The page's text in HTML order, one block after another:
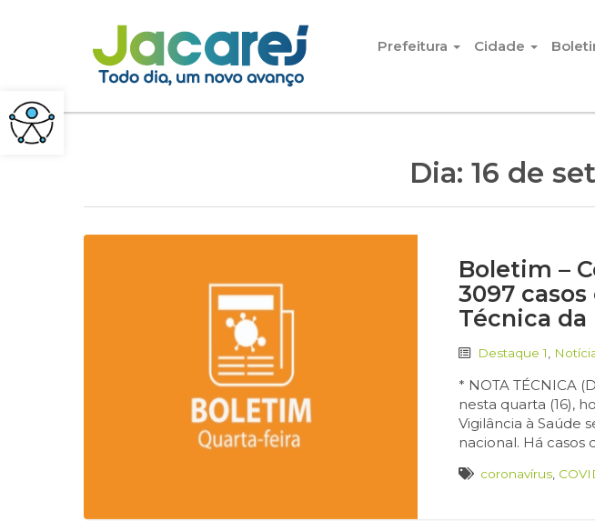
Pular para o conteúdo
Prefeitura
Cidade
Dia: 16 de
Boletim –
3097
Técnica da
Destaque 1
* NOTA TÉCNICA
nesta quarta (16),
Vigilância à Saúde
nacional. Há
coronavírus,